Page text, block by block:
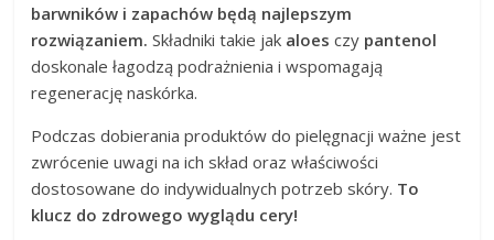
barwników i zapachów będą najlepszym
rozwiązaniem. Składniki takie jak aloes czy pantenol
doskonale łagodzą podrażnienia i wspomagają
regenerację naskórka.
Podczas dobierania produktów do pielęgnacji ważne jest
zwrócenie uwagi na ich skład oraz właściwości
dostosowane do indywidualnych potrzeb skóry. To
klucz do zdrowego wyglądu cery!